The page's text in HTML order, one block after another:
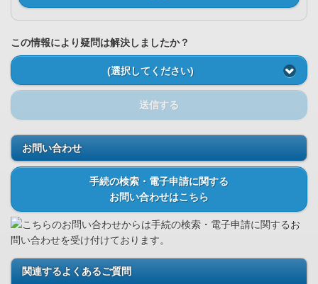
この情報により疑問は解決しましたか？
(選択してください)
送信する
お問い合わせ
手続の検索・電子申請に関する
お問い合わせはこちら
こちらのお問い合わせからは手続の検索・電子申請に関するお
問い合わせを受け付けております。
関連するよくあるご質問